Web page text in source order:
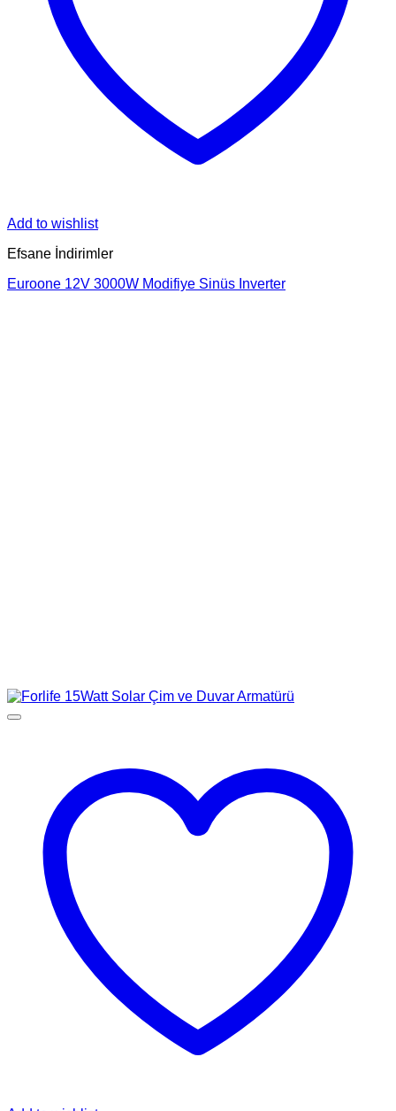
Add to wishlist
Efsane İndirimler
Euroone 12V 3000W Modifiye Sinüs Inverter